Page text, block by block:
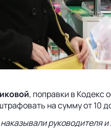
, поправки в Кодекс
на сумму от 10
руководителя